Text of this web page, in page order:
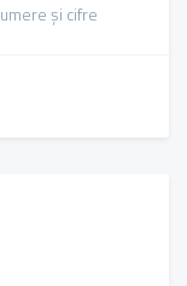
și cifre